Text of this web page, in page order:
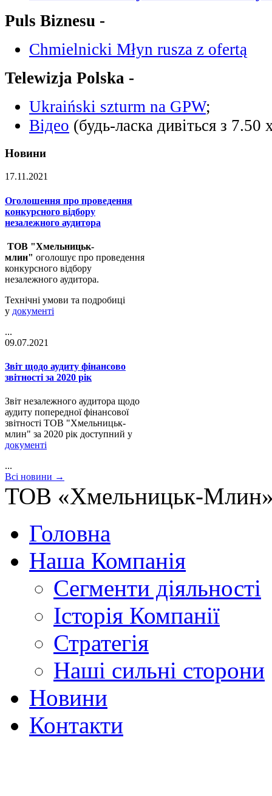
Puls Biznesu -
Chmielnicki Młyn rusza z ofertą
Telewizja Polska -
Ukraiński szturm na GPW;
Відео (будь-ласка дивіться з 7.50
Новини
17.11.2021
Оголошення про проведення
конкурсного відбору
незалежного аудитора
ТОВ "Хмельницьк-
млин" оголошує про проведення
конкурсного відбору
незалежного аудитора.
Технічні умови та подробиці
у документі
...
09.07.2021
Звіт щодо аудиту фінансово
звітності за 2020 рік
Звіт незалежного аудитора щодо
аудиту попередної фінансової
звітності ТОВ "Хмельницьк-
млин" за 2020 рік доступний у
документі
...
Всі новини →
ТОВ «Хмельницьк-
Головна
Наша Компанія
Сегменти діяльності
Історія Компанії
Стратегія
Наші сильні сторони
Новини
Контакти